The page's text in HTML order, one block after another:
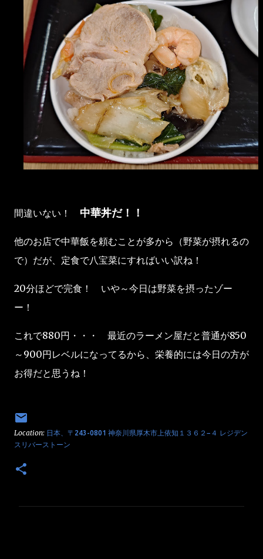
間違いない！ 中華丼だ！！
他のお店で中華飯を頼むことが多から（野菜が摂れるの
で）だが、定食で八宝菜にすればいい訳ね！
20分ほどで完食！ いや～今日は野菜を摂ったゾー
ー！
これで880円・・・ 最近のラーメン屋だと普通が850
～900円レベルになってるから、栄養的には今日の方が
お得だと思うね！
Location: 日本、〒243-0801 神奈川県厚木市上依知１３６２−４ レジデン
スリバーストーン